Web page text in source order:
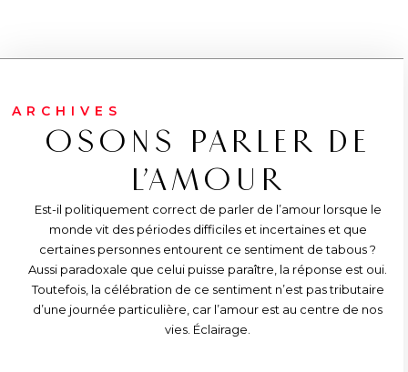
ARCHIVES
OSONS PARLER DE
L’AMOUR
Est-il politiquement correct de parler de l’amour lorsque le
monde vit des périodes difficiles et incertaines et que
certaines personnes entourent ce sentiment de tabous ?
Aussi paradoxale que celui puisse paraître, la réponse est oui.
Toutefois, la célébration de ce sentiment n’est pas tributaire
d’une journée particulière, car l’amour est au centre de nos
vies. Éclairage.